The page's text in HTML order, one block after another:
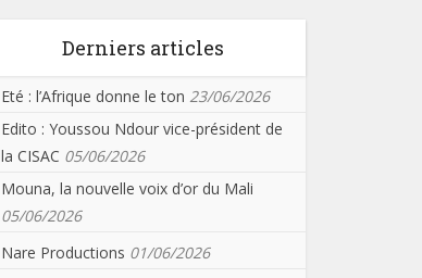
Derniers articles
Eté : l’Afrique donne le ton 23/06/2026
Edito : Youssou Ndour vice-président de
la CISAC 05/06/2026
Mouna, la nouvelle voix d’or du Mali
05/06/2026
Nare Productions 01/06/2026